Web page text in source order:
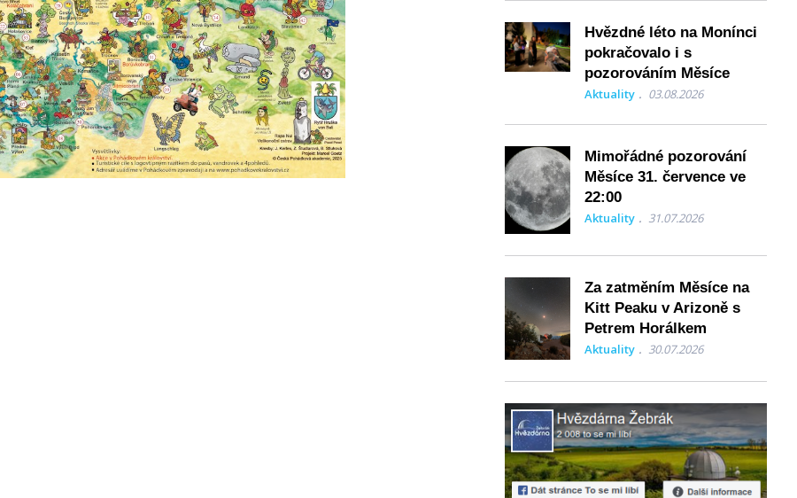
Hvězdné léto na Monínci
pokračovalo i s
pozorováním Měsíce
Aktuality 03.08.2026
Mimořádné pozorování
Měsíce 31. července ve
22:00
Aktuality 31.07.2026
Za zatměním Měsíce na
Kitt Peaku v Arizoně s
Petrem Horálkem
Aktuality 30.07.2026